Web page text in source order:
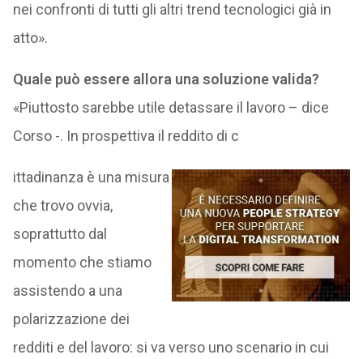
nei confronti di tutti gli altri trend tecnologici già in
atto».
Quale può essere allora una soluzione valida?
«Piuttosto sarebbe utile detassare il lavoro – dice
Corso -. In prospettiva il reddito di c
ittadinanza è una misura
che trovo ovvia,
soprattutto dal
momento che stiamo
assistendo a una
polarizzazione dei
redditi e del lavoro: si va verso uno scenario in cui